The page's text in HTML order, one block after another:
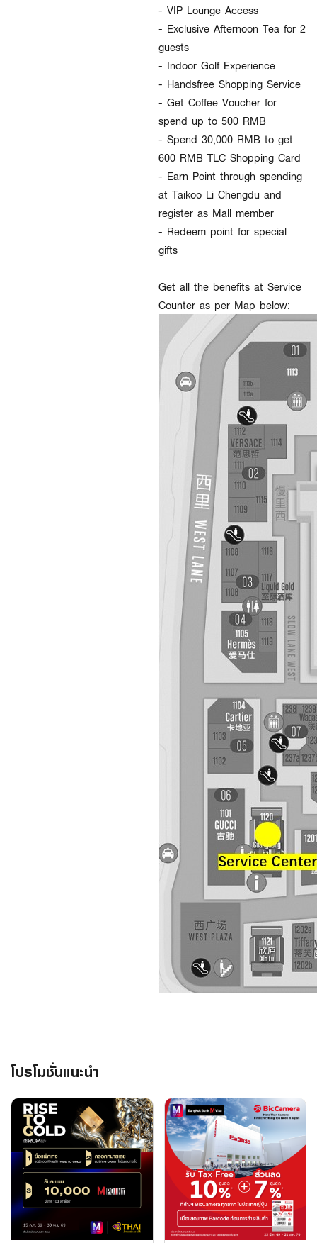
- VIP Lounge Access
- Exclusive Afternoon Tea for 2
guests
- Indoor Golf Experience
- Handsfree Shopping Service
- Get Coffee Voucher for
spend up to 500 RMB
- Spend 30,000 RMB to get
600 RMB TLC Shopping Card
- Earn Point through spending
at Taikoo Li Chengdu and
register as Mall member
- Redeem point for special
gifts
Get all the benefits at Service
Counter as per Map below:
โปรโมชั่นแนะนำ